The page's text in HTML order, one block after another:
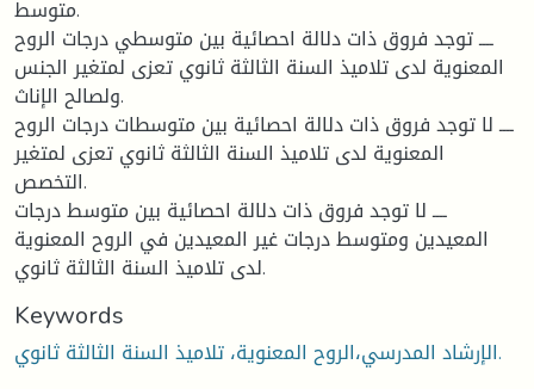
متوسط.
ــــ توجد فروق ذات دلالة احصائية بين متوسطي درجات الروح
المعنوية لدى تلاميذ السنة الثالثة ثانوي تعزى لمتغير الجنس
ولصالح الإناث.
ــــ لا توجد فروق ذات دلالة احصائية بين متوسطات درجات الروح
المعنوية لدى تلاميذ السنة الثالثة ثانوي تعزى لمتغير
التخصص.
ــــ لا توجد فروق ذات دلالة احصائية بين متوسط درجات
المعيدين ومتوسط درجات غير المعيدين في الروح المعنوية
لدى تلاميذ السنة الثالثة ثانوي.
Keywords
الإرشاد المدرسي،الروح المعنوية، تلاميذ السنة الثالثة ثانوي.